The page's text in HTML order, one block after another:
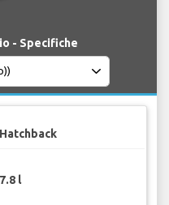
- Specifiche
Hatchback
7.8 l